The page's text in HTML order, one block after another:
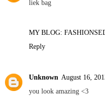
liek bag
MY BLOG:
Reply
Unknown August 16,
you look amazing <3